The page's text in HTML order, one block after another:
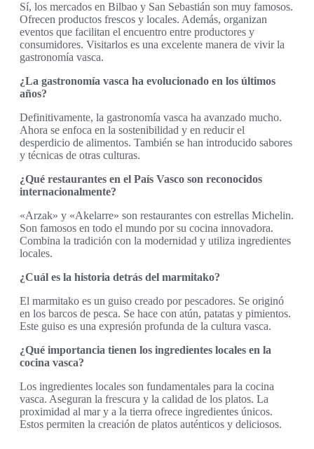
Sí, los mercados en Bilbao y San Sebastián son muy famosos.
Ofrecen productos frescos y locales. Además, organizan
eventos que facilitan el encuentro entre productores y
consumidores. Visitarlos es una excelente manera de vivir la
gastronomía vasca.
¿La gastronomía vasca ha evolucionado en los últimos
años?
Definitivamente, la gastronomía vasca ha avanzado mucho.
Ahora se enfoca en la sostenibilidad y en reducir el
desperdicio de alimentos. También se han introducido sabores
y técnicas de otras culturas.
¿Qué restaurantes en el País Vasco son reconocidos
internacionalmente?
«Arzak» y «Akelarre» son restaurantes con estrellas Michelin.
Son famosos en todo el mundo por su cocina innovadora.
Combina la tradición con la modernidad y utiliza ingredientes
locales.
¿Cuál es la historia detrás del marmitako?
El marmitako es un guiso creado por pescadores. Se originó
en los barcos de pesca. Se hace con atún, patatas y pimientos.
Este guiso es una expresión profunda de la cultura vasca.
¿Qué importancia tienen los ingredientes locales en la
cocina vasca?
Los ingredientes locales son fundamentales para la cocina
vasca. Aseguran la frescura y la calidad de los platos. La
proximidad al mar y a la tierra ofrece ingredientes únicos.
Estos permiten la creación de platos auténticos y deliciosos.